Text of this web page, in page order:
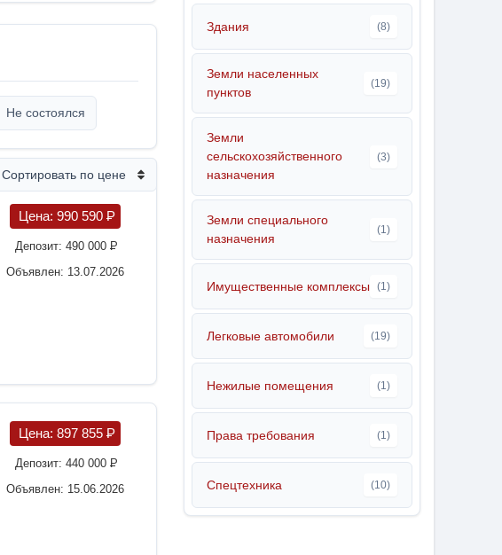
Не состоялся
Сортировать по цене
Цена: 990 590 P
Депозит: 490 000P
Объявлен: 13.07.2026
Цена: 897 855 P
Депозит: 440 000P
Объявлен: 15.06.2026
Здания (8)
Земли населенных
пунктов
(19)
Земли
сельскохозяйственного
назначения
(3)
Земли специального
назначения
(1)
Имущественные комплексы (1)
Легковые автомобили (19)
Нежилые помещения (1)
Права требования (1)
Спецтехника (10)